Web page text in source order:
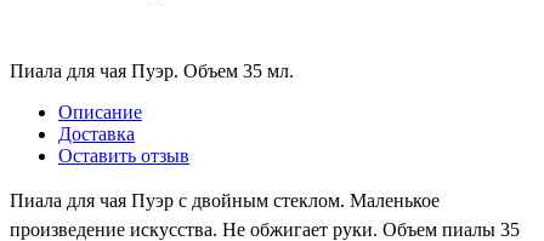
Пиала для чая Пуэр. Объем 35 мл.
Описание
Доставка
Оставить отзыв
Пиала для чая Пуэр с двойным стеклом. Маленькое
произведение искусства. Не обжигает руки. Объем пиалы 35